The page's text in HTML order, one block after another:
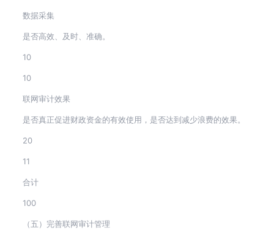
数据采集
是否高效、及时、准确。
10
10
联网审计效果
是否真正促进财政资金的有效使用，是否达到减少浪费的效果。
20
11
合计
100
（五）完善联网审计管理